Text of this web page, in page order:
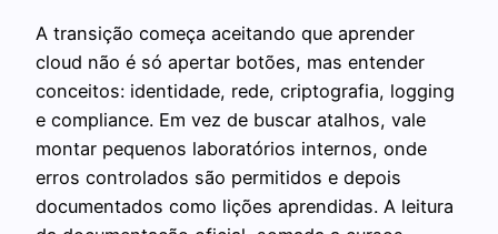
A transição começa aceitando que aprender
cloud não é só apertar botões, mas entender
conceitos: identidade, rede, criptografia, logging
e compliance. Em vez de buscar atalhos, vale
montar pequenos laboratórios internos, onde
erros controlados são permitidos e depois
documentados como lições aprendidas. A leitura